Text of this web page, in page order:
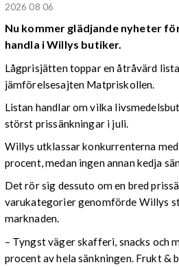
2026 08 06
Nu kommer glädjande nyheter
handla i Willys butiker.
Lågprisjätten toppar en åtråvärd
jämförelsesajten Matpriskollen.
Listan handlar om vilka
störst prissänkningar i juli.
Willys utklassar konkurrenterna
procent, medan ingen annan kedja
Det rör sig dessuto om en bred
varukategorier genomförde Willys
marknaden.
– Tyngst väger skafferi, snacks och
procent av hela sänkningen. Frukt &